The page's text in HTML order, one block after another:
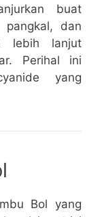
buat
pangkal, dan
lebih lanjut
Perihal ini
yang
Bol yang